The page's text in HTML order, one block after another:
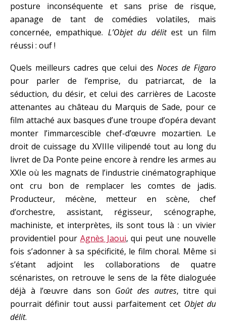
posture inconséquente et sans prise de risque,
apanage de tant de comédies volatiles, mais
concernée, empathique. L’Objet du délitest un film
réussi : ouf !
Quels meilleurs cadres que celui des Noces de Figaro
pour parler de l’emprise, du patriarcat, de la
séduction, du désir, et celui des carrières de Lacoste
attenantes au château du Marquis de Sade, pour ce
film attaché aux basques d’une troupe d’opéra devant
monter l’immarcescible chef-d’œuvre mozartien. Le
droit de cuissage du XVIIIe vilipendé tout au long du
livret de Da Ponte peine encore à rendre les armes au
XXIe où les magnats de l’industrie cinématographique
ont cru bon de remplacer les comtes de jadis.
Producteur, mécène, metteur en scène, chef
d’orchestre, assistant, régisseur, scénographe,
machiniste, et interprètes, ils sont tous là : un vivier
providentiel pour Agnès Jaoui, qui peut une nouvelle
fois s’adonner à sa spécificité, le film choral. Même si
s’étant adjoint les collaborations de quatre
scénaristes, on retrouve le sens de la fête dialoguée
déjà à l’œuvre dans son Goût des autres, titre qui
pourrait définir tout aussi parfaitement cet Objet du
délit.